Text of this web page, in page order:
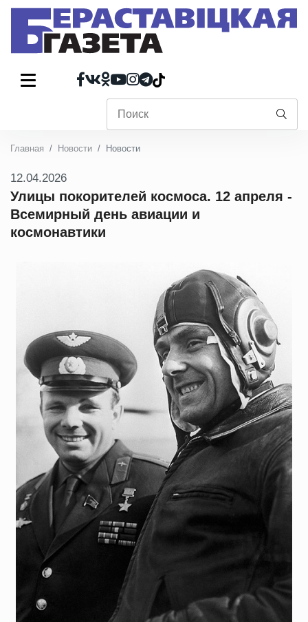
Главная Новости Новости
12.04.2026
Улицы покорителей космоса. 12 апреля -
Всемирный день авиации и
космонавтики